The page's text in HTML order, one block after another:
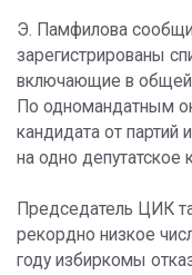
Э. Памфилова
зарегистрированы
включающие в общей
По одномандатным
кандидата от
на одно депутатское
Председатель ЦИК
рекордно низкое
году избиркомы